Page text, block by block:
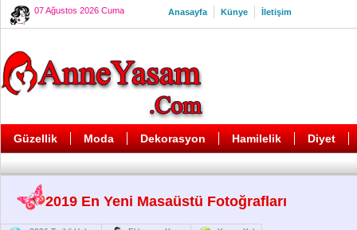
07 Ağustos 2026 Cuma Anasayfa Künye İletişim
Güzellik Moda Dekorasyon Hamilelik Diyet
2019 En Yeni Masaüstü Fotoğrafları